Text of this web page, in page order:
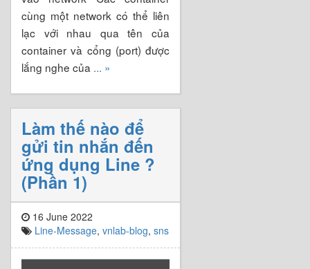
cùng một network có thể liên
lạc với nhau qua tên của
container và cổng (port) được
lắng nghe của ... »
Làm thế nào để
gửi tin nhắn đến
ứng dụng Line ?
(Phần 1)
16 June 2022
Line-Message, vnlab-blog, sns